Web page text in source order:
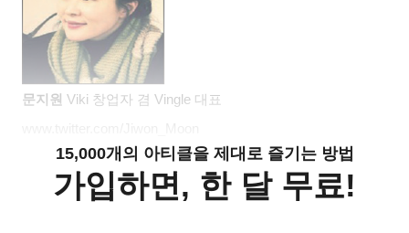
문지원 Viki 창업자 겸 Vingle 대표
15,000개의 아티클을 제대로 즐기는 방법
가입하면, 한 달 무료!